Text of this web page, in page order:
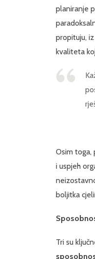
planiranje
propituju,
kvaliteta
Osim toga,
i uspjeh
boljitka
Tri su